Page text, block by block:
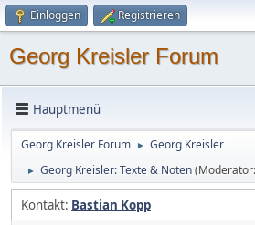
Einloggen Registrieren
Georg Kreisler Forum
Hauptmenü
Georg Kreisler Forum ► Georg Kreisler
► Georg Kreisler: Texte & Noten(Moderator:
Kontakt: Bastian Kopp